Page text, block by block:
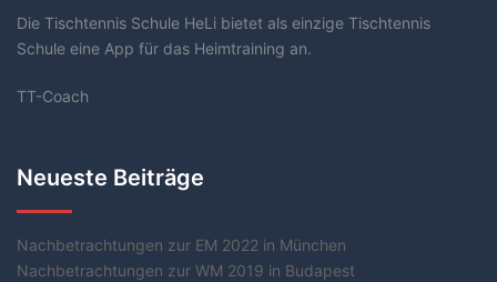
Die Tischtennis Schule HeLi bietet als einzige Tischtennis
Schule eine App für das Heimtraining an.
TT-Coach
Neueste Beiträge
Nachbetrachtungen zur EM 2022 in München
Nachbetrachtungen zur WM 2019 in Budapest